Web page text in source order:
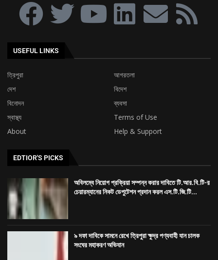
USEFUL LINKS
ত্রিপুরা
আগরতলা
দেশ
বিদেশ
বিনোদন
ব্যবসা
স্বাস্থ্য
Terms of Use
About
Help & Support
EDTIOR'S PICKS
অবিলম্বে নিয়োগ প্রক্রিয়া সম্পন্ন করার দাবিতে টি.আর.বি.টি-র
চেয়ারম্যানের নিকট ডেপুটেশন প্রদান করল এস.টি.জি.টি...
৯ দফা দাবিকে সামনে রেখে ত্রিপুরা ক্ষুদ্র পণ্যবাহী যান চালক
সংঘের মহাকরণ অভিযান